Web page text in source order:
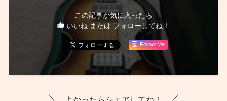
この記事が気に入ったら
いいね または フォローしてね！
Follow Me